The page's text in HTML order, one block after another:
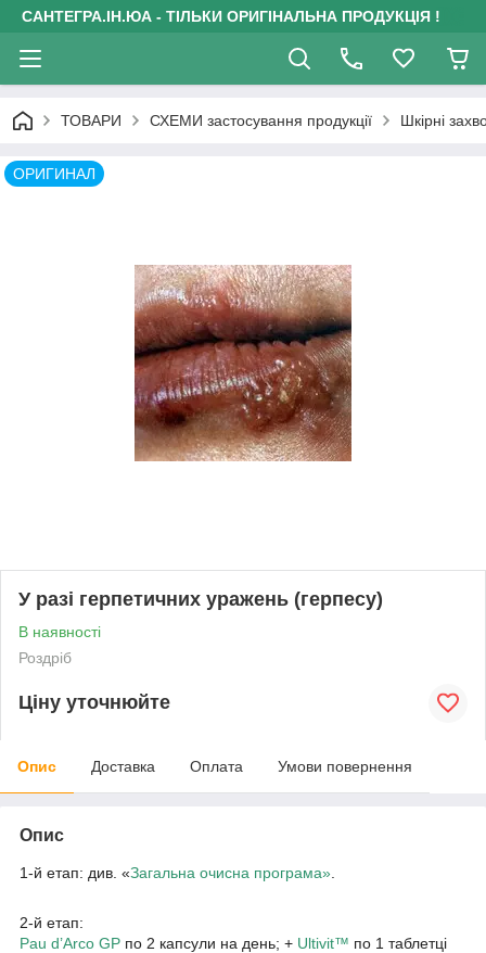
САНТЕГРА.ІН.ЮА - ТІЛЬКИ ОРИГІНАЛЬНА ПРОДУКЦІЯ !
ТОВАРИ СХЕМИ застосування продукції Шкірні
ОРИГИНАЛ
У разі герпетичних уражень (герпесу)
В наявності
Роздріб
Ціну уточнюйте
Опис Доставка Оплата Умови повернення
Опис
1-й етап: див. «Загальна очисна програма»
2-й етап:
Pau d’Arco GP по 2 капсули на день; + Ultivit™ по 1 таблетці